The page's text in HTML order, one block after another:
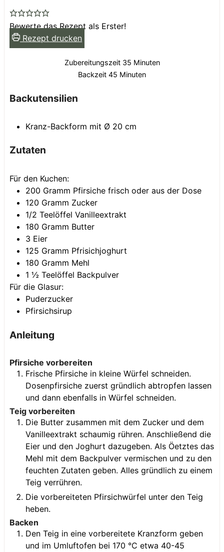
Bewerte das Rezept als Erster!
Rezept drucken
Zubereitungszeit 35Minuten
Minuten
Backzeit 45 Minuten
Minuten
Backutensilien
Kranz-Backform mit Ø 20 cm
Zutaten
Für den Kuchen:
200 Gramm Pfirsiche frisch oder aus der Dose
120 Gramm Zucker
1/2 Teelöffel Vanilleextrakt
180 Gramm Butter
3 Eier
125 Gramm Pfrisichjoghurt
180 Gramm Mehl
1 ½ Teelöffel Backpulver
Für die Glasur:
Puderzucker
Pfirsichsirup
Anleitung
Pfirsiche vorbereiten
Frische Pfirsiche in kleine Würfel schneiden.
Dosenpfirsiche zuerst gründlich abtropfen lassen
und dann ebenfalls in Würfel schneiden.
Teig vorbereiten
Die Butter zusammen mit dem Zucker und dem
Vanilleextrakt schaumig rühren. Anschließend die
Eier und den Joghurt dazugeben. Als Öetztes das
Mehl mit dem Backpulver vermischen und zu den
feuchten Zutaten geben. Alles gründlich zu einem
Teig verrühren.
Die vorbereiteten Pfirsichwürfel unter den Teig
heben.
Backen
Den Teig in eine vorbereitete Kranzform geben
und im Umluftofen bei 170 °C etwa 40-45